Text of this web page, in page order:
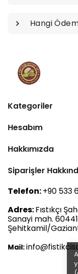
Hangi
Kategoriler
Hesabım
Hakkımızda
Siparişler
Telefon:+90 533
Adres:Fıstıkçı
Sanayi mah.
Şehitkamil/
Mail: